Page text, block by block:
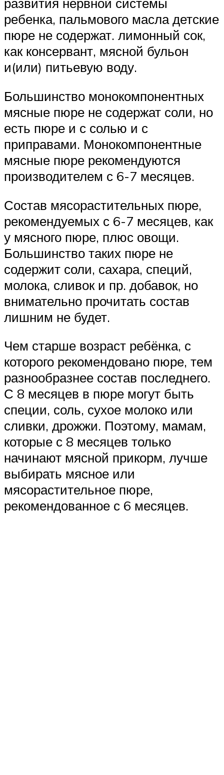
развития нервной системы
ребенка, пальмового масла детские
пюре не содержат. лимонный сок,
как консервант, мясной бульон
и(или) питьевую воду.
Большинство монокомпонентных
мясные пюре не содержат соли, но
есть пюре и с солью и с
приправами. Монокомпонентные
мясные пюре рекомендуются
производителем с 6-7 месяцев.
Состав мясорастительных пюре,
рекомендуемых с 6-7 месяцев, как
у мясного пюре, плюс овощи.
Большинство таких пюре не
содержит соли, сахара, специй,
молока, сливок и пр. добавок, но
внимательно прочитать состав
лишним не будет.
Чем старше возраст ребёнка, с
которого рекомендовано пюре, тем
разнообразнее состав последнего.
С 8 месяцев в пюре могут быть
специи, соль, сухое молоко или
сливки, дрожжи. Поэтому, мамам,
которые с 8 месяцев только
начинают мясной прикорм, лучше
выбирать мясное или
мясорастительное пюре,
рекомендованное с 6 месяцев.